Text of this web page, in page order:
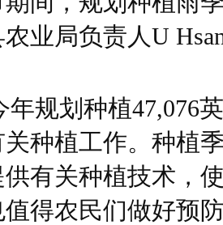
业局负责人U
年规划种植47,076
种植工作。种植
有关种植技术，
得农民们做好预